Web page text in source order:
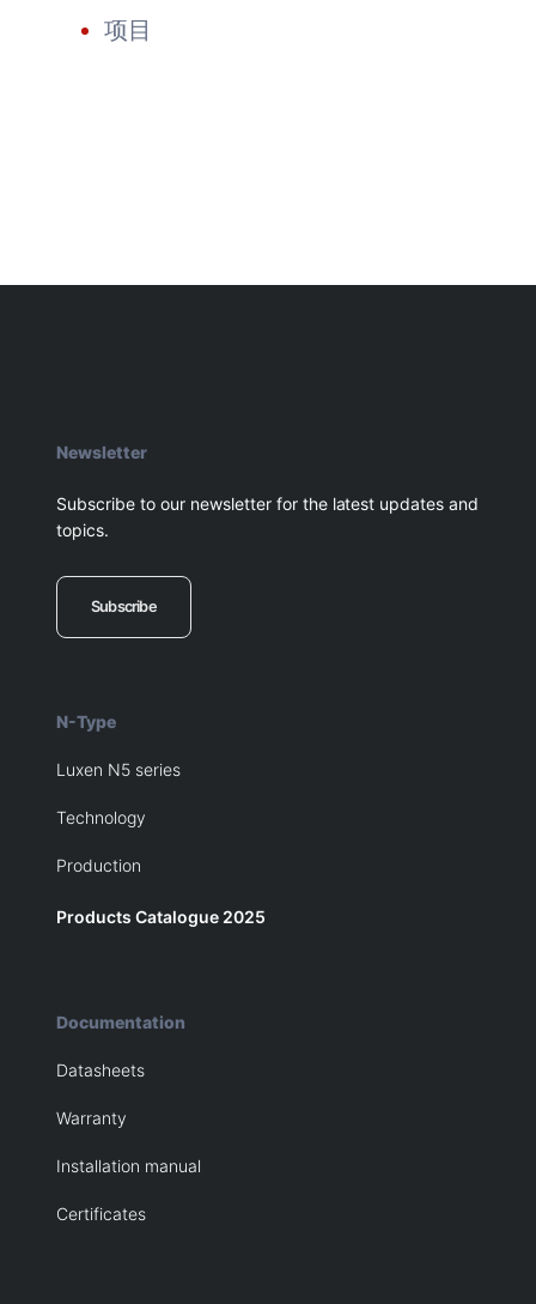
项目
Newsletter
Subscribe to our newsletter for the latest updates and
topics.
Subscribe
N-Type
Luxen N5 series
Technology
Production
Products Catalogue 2025
Documentation
Datasheets
Warranty
Installation manual
Certificates